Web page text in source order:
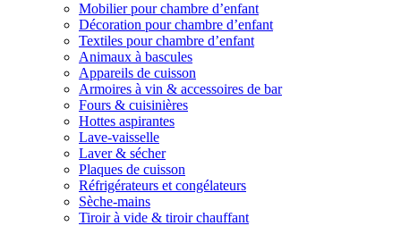
Mobilier pour chambre d’enfant
Décoration pour chambre d’enfant
Textiles pour chambre d’enfant
Animaux à bascules
Appareils de cuisson
Armoires à vin & accessoires de bar
Fours & cuisinières
Hottes aspirantes
Lave-vaisselle
Laver & sécher
Plaques de cuisson
Réfrigérateurs et congélateurs
Sèche-mains
Tiroir à vide & tiroir chauffant